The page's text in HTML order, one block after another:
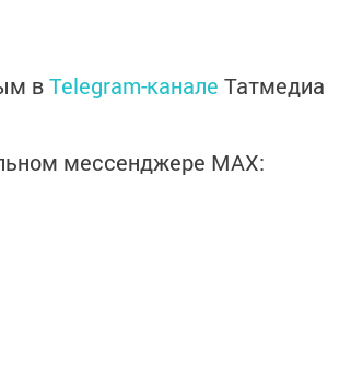
вTelegram-канале Татмедиа
мессенджере MАХ: